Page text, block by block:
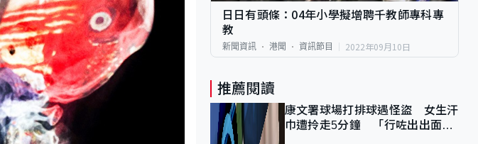
日日有頭條：04年小學擬增聘千教師專科專
教
新聞資訊 港聞 資訊節目 2022年09月10日
推薦閱讀
康文署球場打排球遇怪盜 女生汗
巾遭拎走5分鐘 「行咗出出面唔